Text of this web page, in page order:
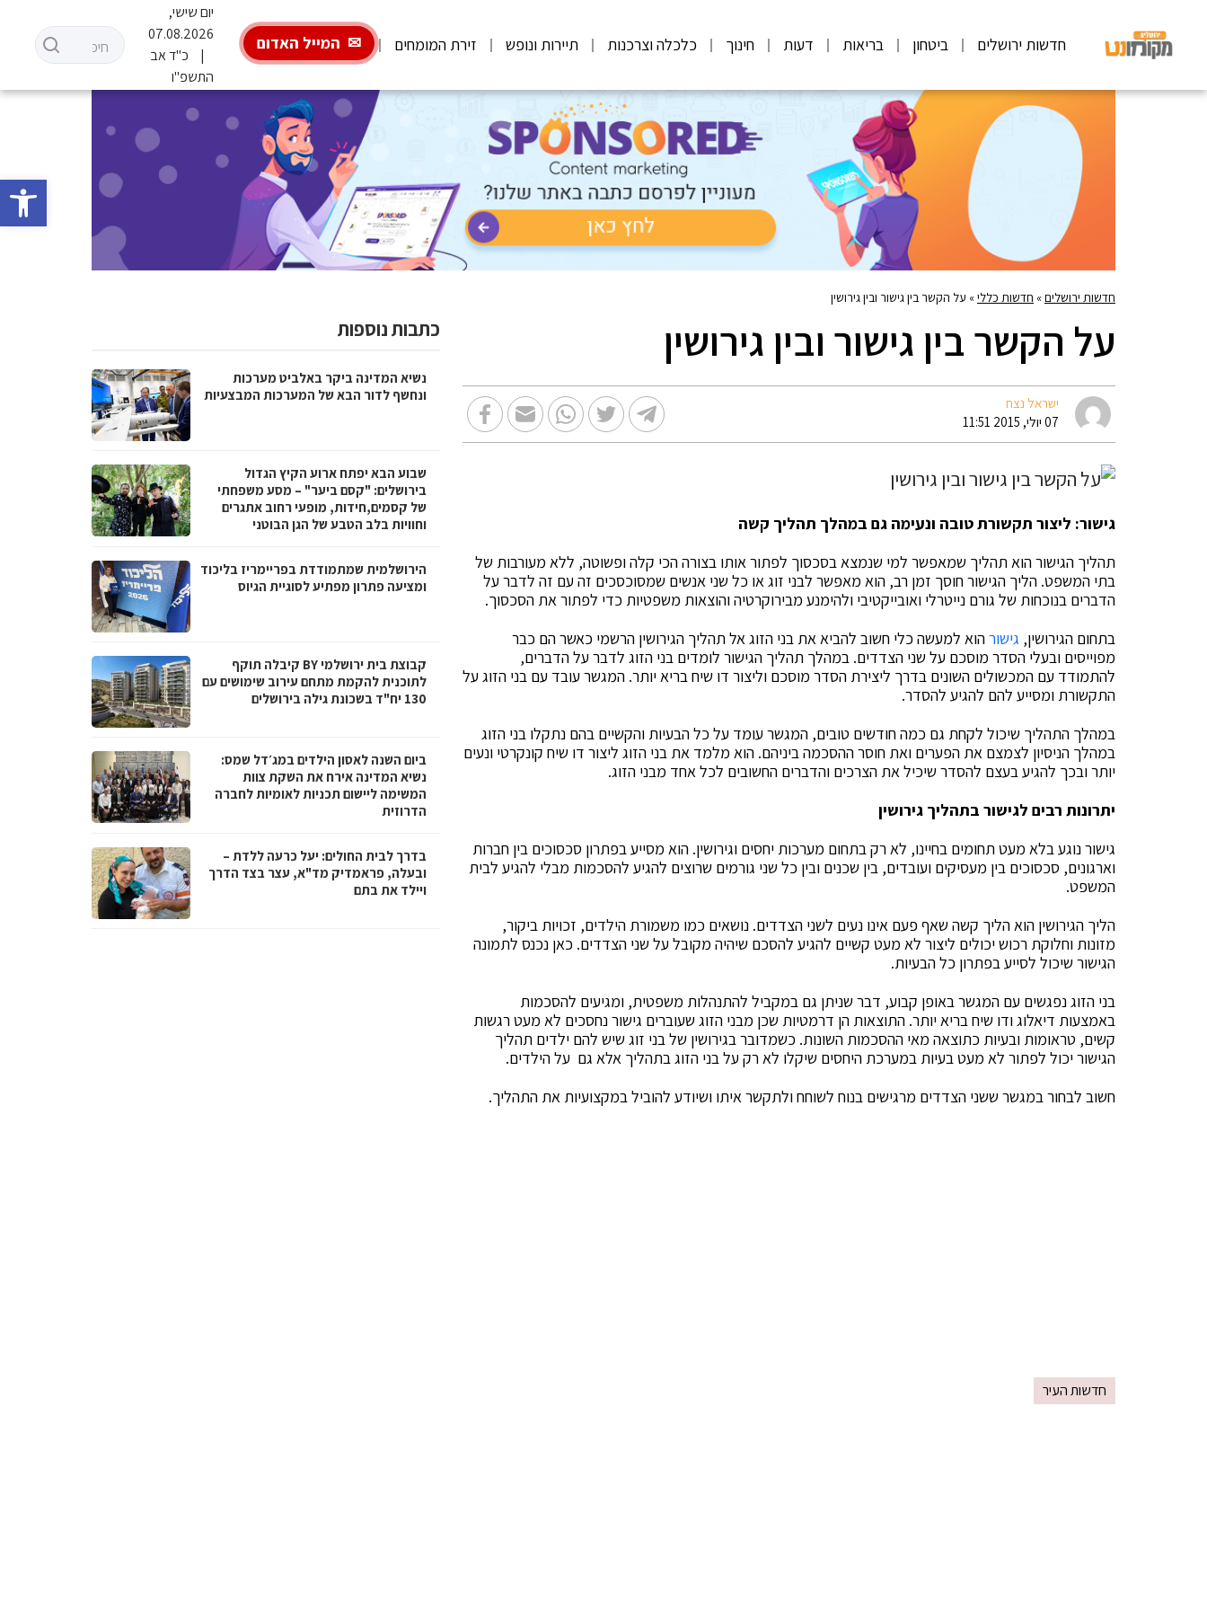
פתח
חדשות ירושלים ביטחון בריאות דעות חינוך כלכלה וצרכנות תיירות ונופש זירת המומחים המייל האדום
יום שישי,
07.08.2026
כ"ד אב
התשפ"ו
חדשות ירושלים» חדשות כללי» על הקשר בין גישור ובין גירושין
על הקשר בין גישור ובין גירושין
ישראל נצח
07 יולי, 2015 11:51
גישור: ליצור תקשורת טובה ונעימה גם במהלך תהליך קשה
תהליך הגישור הוא תהליך שמאפשר למי שנמצא בסכסוך לפתור אותו בצורה הכי קלה ופשוטה, ללא מעורבות של
בתי המשפט. הליך הגישור חוסך זמן רב, הוא מאפשר לבני זוג או כל שני אנשים שמסוכסכים זה עם זה לדבר על
הדברים בנוכחות של גורם נייטרלי ואובייקטיבי ולהימנע מבירוקרטיה והוצאות משפטיות כדי לפתור את הסכסוך.
בתחום הגירושין, גישורהוא למעשה כלי חשוב להביא את בני הזוג אל תהליך הגירושין הרשמי כאשר הם כבר
מפוייסים ובעלי הסדר מוסכם על שני הצדדים. במהלך תהליך הגישור לומדים בני הזוג לדבר על הדברים,
להתמודד עם המכשולים השונים בדרך ליצירת הסדר מוסכם וליצור דו שיח בריא יותר. המגשר עובד עם בני הזוג על
התקשורת ומסייע להם להגיע להסדר.
במהלך התהליך שיכול לקחת גם כמה חודשים טובים, המגשר עומד על כל הבעיות והקשיים בהם נתקלו בני הזוג
במהלך הניסיון לצמצם את הפערים ואת חוסר ההסכמה ביניהם. הוא מלמד את בני הזוג ליצור דו שיח קונקרטי ונעים
יותר ובכך להגיע בעצם להסדר שיכיל את הצרכים והדברים החשובים לכל אחד מבני הזוג.
יתרונות רבים לגישור בתהליך גירושין
גישור נוגע בלא מעט תחומים בחיינו, לא רק בתחום מערכות יחסים וגירושין. הוא מסייע בפתרון סכסוכים בין חברות
וארגונים, סכסוכים בין מעסיקים ועובדים, בין שכנים ובין כל שני גורמים שרוצים להגיע להסכמות מבלי להגיע לבית
המשפט.
הליך הגירושין הוא הליך קשה שאף פעם אינו נעים לשני הצדדים. נושאים כמו משמורת הילדים, זכויות ביקור,
מזונות וחלוקת רכוש יכולים ליצור לא מעט קשיים להגיע להסכם שיהיה מקובל על שני הצדדים. כאן נכנס לתמונה
הגישור שיכול לסייע בפתרון כל הבעיות.
בני הזוג נפגשים עם המגשר באופן קבוע, דבר שניתן גם במקביל להתנהלות משפטית, ומגיעים להסכמות
באמצעות דיאלוג ודו שיח בריא יותר. התוצאות הן דרמטיות שכן מבני הזוג שעוברים גישור נחסכים לא מעט רגשות
קשים, טראומות ובעיות כתוצאה מאי ההסכמות השונות. כשמדובר בגירושין של בני זוג שיש להם ילדים תהליך
הגישור יכול לפתור לא מעט בעיות במערכת היחסים שיקלו לא רק על בני הזוג בתהליך אלא גם על הילדים.
חשוב לבחור במגשר ששני הצדדים מרגישים בנוח לשוחח ולתקשר איתו ושיודע להוביל במקצועיות את התהליך.
כתבות נוספות
נשיא המדינה ביקר באלביט מערכות
ונחשף לדור הבא של המערכות המבצעיות
שבוע הבא יפתח ארוע הקיץ הגדול
בירושלים: "קסם ביער" – מסע משפחתי
של קסמים,חידות, מופעי רחוב אתגרים
וחוויות בלב הטבע של הגן הבוטני
הירושלמית שמתמודדת בפריימריז בליכוד
ומציעה פתרון מפתיע לסוגיית הגיוס
קבוצת בית ירושלמי BY קיבלה תוקף
לתוכנית להקמת מתחם עירוב שימושים עם
130 יח"ד בשכונת גילה בירושלים
ביום השנה לאסון הילדים במג׳דל שמס:
נשיא המדינה אירח את השקת צוות
המשימה ליישום תכניות לאומיות לחברה
הדרוזית
בדרך לבית החולים: יעל כרעה ללדת –
ובעלה, פראמדיק מד"א, עצר בצד הדרך
ויילד את בתם
חדשות העיר